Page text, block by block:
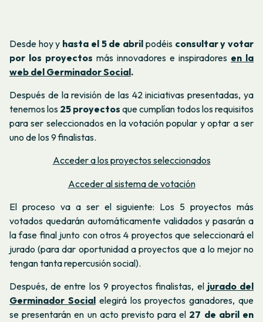
Desde hoy y hasta el 5 de abril podéis consultar y votar
por los proyectos más innovadores e inspiradores en la
web del Germinador Social.
Después de la revisión de las 42 iniciativas presentadas, ya
tenemos los 25 proyectos que cumplían todos los requisitos
para ser seleccionados en la votación popular y optar a ser
uno de los 9 finalistas.
Acceder a los proyectos seleccionados
Acceder al sistema de votación
El proceso va a ser el siguiente: Los 5 proyectos más
votados quedarán automáticamente validados y pasarán a
la fase final junto con otros 4 proyectos que seleccionará el
jurado (para dar oportunidad a proyectos que a lo mejor no
tengan tanta repercusión social).
Después, deentre los 9 proyectos finalistas, el jurado del
Germinador Social elegirá los proyectos ganadores, que
se presentarán en un acto previsto para el 27 de abril en